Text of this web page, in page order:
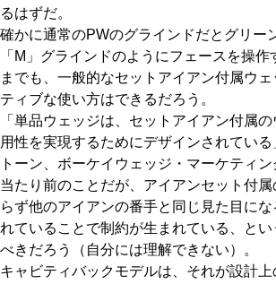
るはずだ。
確かに通常のPWのグラインドだとグリー
「M」グラインドのようにフェースを操
までも、一般的なセットアイアン付属ウ
ティブな使い方はできるだろう。
「単品ウェッジは、セットアイアン付属
用性を実現するためにデザインされてい
トーン、ボーケイウェッジ・マーケティン
当たり前のことだが、アイアンセット付
らず他のアイアンの番手と同じ見た目に
れていることで制約が生まれている、とい
べきだろう（自分には理解できない）。
キャビティバックモデルは、それが設計上